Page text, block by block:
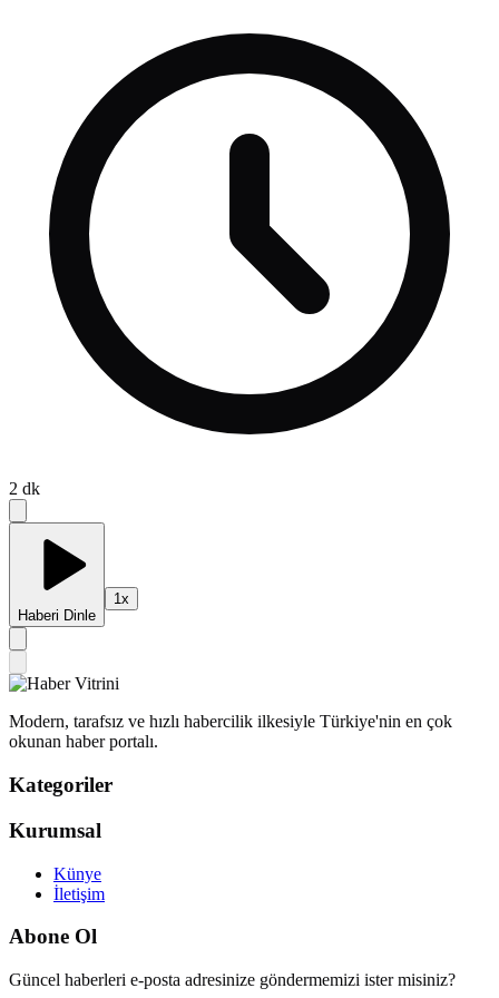
2 dk
Haberi Dinle
1x
Modern, tarafsız ve hızlı habercilik ilkesiyle Türkiye'nin en çok
okunan haber portalı.
Kategoriler
Kurumsal
Künye
İletişim
Abone Ol
Güncel haberleri e-posta adresinize göndermemizi ister misiniz?